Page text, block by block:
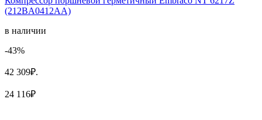
(212BA0412AA)
в наличии
-43%
42 309₽.
24 116₽